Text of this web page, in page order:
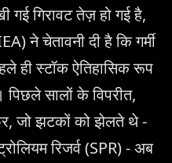
गई गिरावट तेज़ हो गई है,
ने चेतावनी दी है कि गर्मी
ही स्टॉक ऐतिहासिक रूप
सालों के विपरीत,
जो झटकों को झेलते थे -
रिजर्व (SPR) - अब